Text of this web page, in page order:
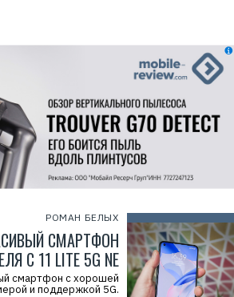
РОМАН БЕЛЫХ
СМАРТФОН
С 11 LITE 5G NE
смартфон с хорошей
и поддержкой 5G.